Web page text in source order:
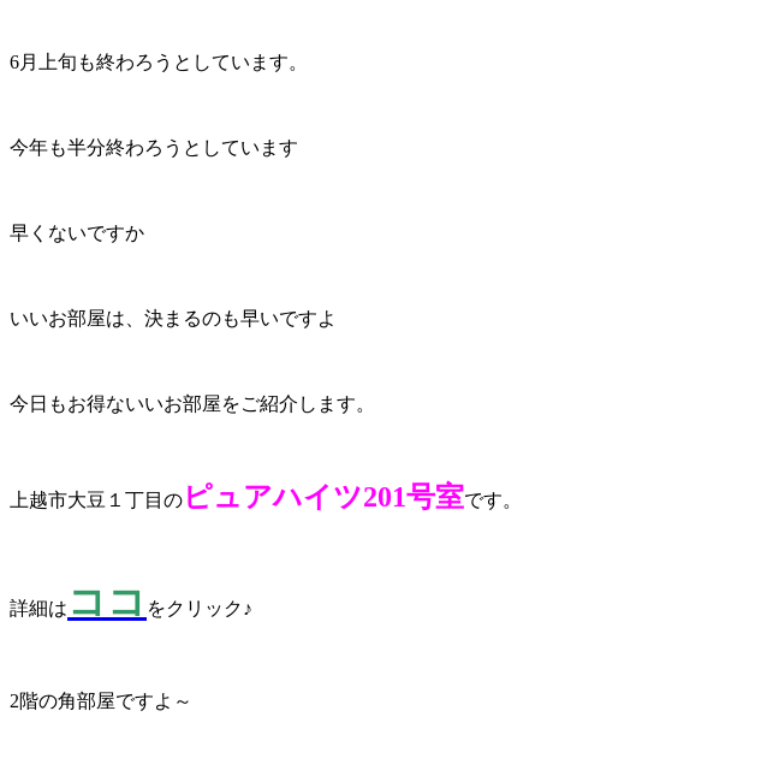
6月上旬も終わろうとしています。
今年も半分終わろうとしています
早くないですか
いいお部屋は、決まるのも早いですよ
今日もお得ないいお部屋をご紹介します。
上越市大豆１丁目の ピュアハイツ201号室です。
詳細は ココ をクリック♪
2階の角部屋ですよ～